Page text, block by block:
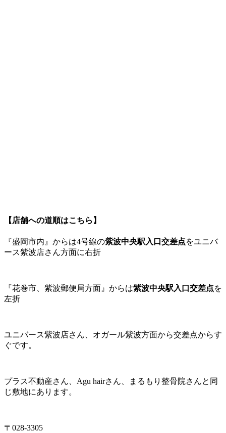
【店舗への道順はこちら】
『盛岡市内』からは4号線の紫波中央駅入口交差点をユニバ
ース紫波店さん方面に右折
『花巻市、紫波郵便局方面』からは紫波中央駅入口交差点を
左折
ユニバース紫波店さん、オガール紫波方面から交差点からす
ぐです。
プラス不動産さん、Agu hairさん、まるもり整骨院さんと同
じ敷地にあります。
〒028-3305